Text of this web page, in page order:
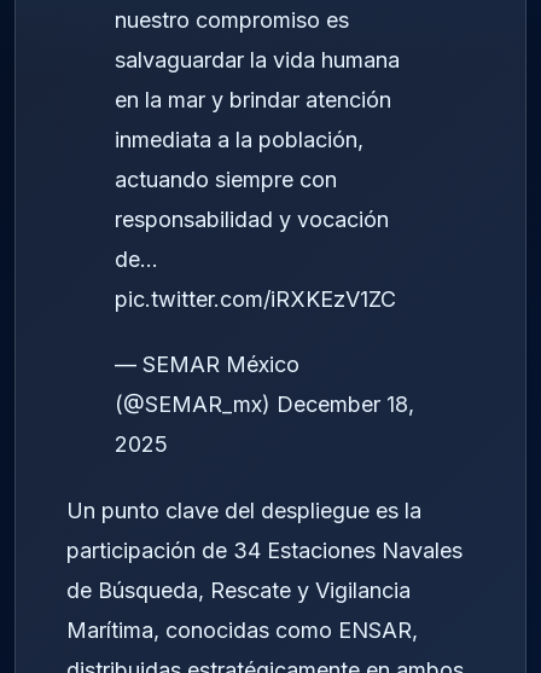
nuestro compromiso es
salvaguardar la vida humana
en la mar y brindar atención
inmediata a la población,
actuando siempre con
responsabilidad y vocación
de…
pic.twitter.com/iRXKEzV1ZC
— SEMAR México
(@SEMAR_mx) December 18,
2025
Un punto clave del despliegue es la
participación de 34 Estaciones Navales
de Búsqueda, Rescate y Vigilancia
Marítima, conocidas como ENSAR,